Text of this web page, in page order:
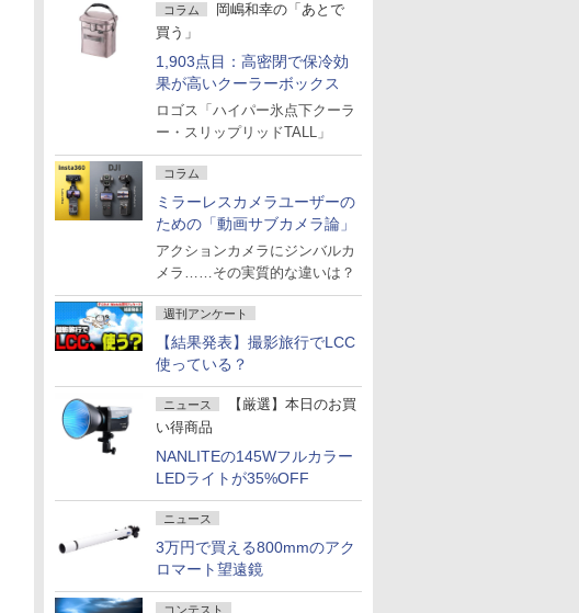
コラム
岡嶋和幸の「あとで
買う」
1,903点目：高密閉で保冷効
果が高いクーラーボックス
ロゴス「ハイパー氷点下クーラ
ー・スリップリッドTALL」
コラム
ミラーレスカメラユーザーの
ための「動画サブカメラ論」
アクションカメラにジンバルカ
メラ……その実質的な違いは？
週刊アンケート
【結果発表】撮影旅行でLCC
使っている？
ニュース
【厳選】本日のお買
い得商品
NANLITEの145Wフルカラー
LEDライトが35%OFF
ニュース
3万円で買える800mmのアク
ロマート望遠鏡
コンテスト